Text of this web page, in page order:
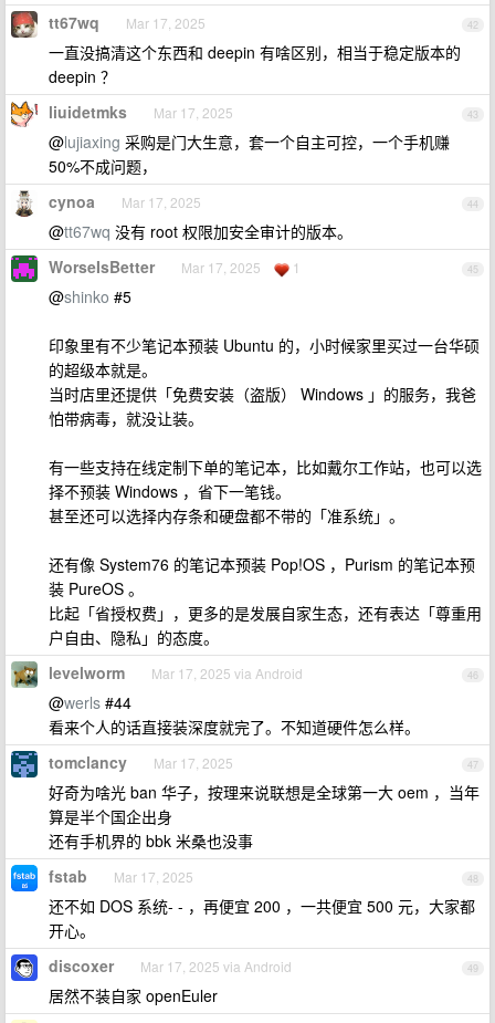
42
tt67wq Mar 17, 2025
一直没搞清这个东西和 deepin 有啥区别，相当于稳定版本的
deepin ？
43
liuidetmks Mar 17, 2025
@lujiaxing 采购是门大生意，套一个自主可控，一个手机赚
50%不成问题，
44
cynoa Mar 17, 2025
@tt67wq 没有 root 权限加安全审计的版本。
45
WorseIsBetter Mar 17, 2025 1
@shinko #5
印象里有不少笔记本预装 Ubuntu 的，小时候家里买过一台华硕
的超级本就是。
当时店里还提供「免费安装（盗版） Windows 」的服务，我爸
怕带病毒，就没让装。
有一些支持在线定制下单的笔记本，比如戴尔工作站，也可以选
择不预装 Windows ，省下一笔钱。
甚至还可以选择内存条和硬盘都不带的「准系统」。
还有像 System76 的笔记本预装 Pop!OS ，Purism 的笔记本预
装 PureOS 。
比起「省授权费」，更多的是发展自家生态，还有表达「尊重用
户自由、隐私」的态度。
46
levelworm Mar 17, 2025 via Android
@werls #44
看来个人的话直接装深度就完了。不知道硬件怎么样。
47
tomclancy Mar 17, 2025
好奇为啥光 ban 华子，按理来说联想是全球第一大 oem ，当年
算是半个国企出身
还有手机界的 bbk 米桑也没事
48
fstab Mar 17, 2025
还不如 DOS 系统- - ，再便宜 200 ，一共便宜 500 元，大家都
开心。
49
discoxer Mar 17, 2025 via Android
居然不装自家 openEuler